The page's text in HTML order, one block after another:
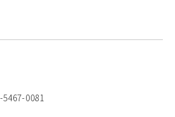
0081